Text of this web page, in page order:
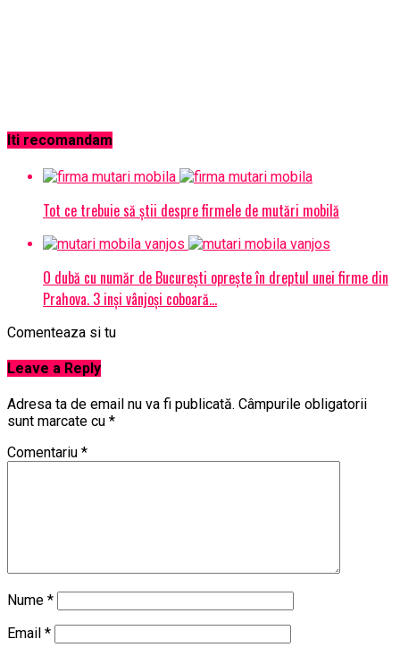
Iti recomandam
Tot ce trebuie să știi despre firmele de mutări mobilă
O dubă cu număr de București oprește în dreptul unei firme din
Prahova. 3 inși vânjoși coboară…
Comenteaza si tu
Leave a Reply
Adresa ta de email nu va fi publicată. Câmpurile obligatorii
sunt marcate cu *
Comentariu *
Nume *
Email *